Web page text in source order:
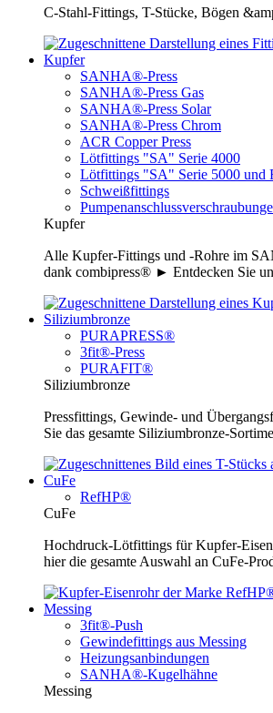
C-Stahl-Fittings, T-Stücke, Bögen
Kupfer
SANHA®-Press
SANHA®-Press Gas
SANHA®-Press Solar
SANHA®-Press Chrom
ACR Copper Press
Lötfittings "SA" Serie 4000
Lötfittings "SA" Serie 5000 und
Schweißfittings
Kupfer
Alle Kupfer-Fittings und -Rohre im
dank combipress® ► Entdecken Sie
Siliziumbronze
PURAPRESS®
3fit®-Press
PURAFIT®
Siliziumbronze
Pressfittings, Gewinde- und
Sie das gesamte Siliziumbronze-
CuFe
RefHP®
CuFe
Hochdruck-Lötfittings für Kupfer-
hier die gesamte Auswahl an CuFe-
Messing
3fit®-Push
Gewindefittings aus Messing
Heizungsanbindungen
SANHA®-Kugelhähne
Messing